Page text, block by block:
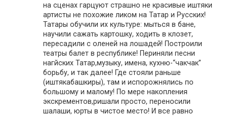
на сценах гарцуют страшно не красивые иштяки
артисты не похожие ликом на Татар и Русских!
Татары обучили их культуре: мыться в бане,
научили сажать картошку, ходить в клозет,
пересадили с оленей на лошадей! Построили
театры балет в республике! Периняли песни
нагйских Татар,музыку, имена, кухню-“чакчак”
борьбу, и так далее! Где стояли раньше
(иштякабашкиры), там и испорожнялись по
большому и малому! По мере накопления
экскрементов,ришали просто, переносили
шалаши, юрты в чистое место! И все равно